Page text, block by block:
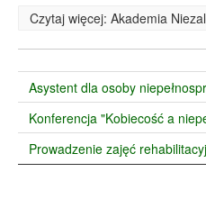
Czytaj więcej: Akademia
Asystent dla osoby
Konferencja "Kobiecość a
Prowadzenie zajęć